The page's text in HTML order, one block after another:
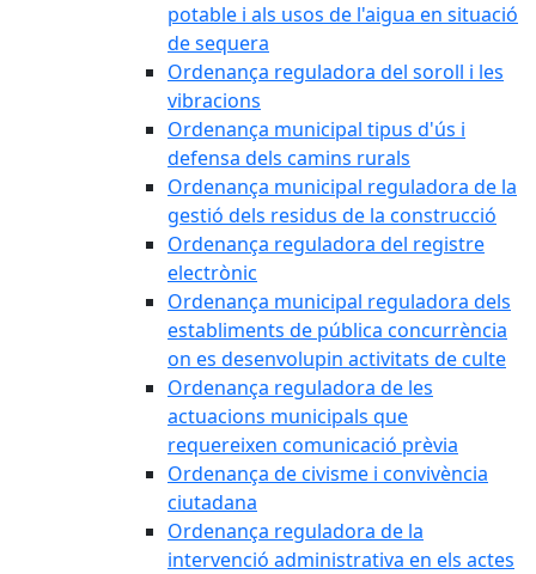
potable i als usos de l'aigua en situació
de sequera
Ordenança reguladora del soroll i les
vibracions
Ordenança municipal tipus d'ús i
defensa dels camins rurals
Ordenança municipal reguladora de la
gestió dels residus de la construcció
Ordenança reguladora del registre
electrònic
Ordenança municipal reguladora dels
establiments de pública concurrència
on es desenvolupin activitats de culte
Ordenança reguladora de les
actuacions municipals que
requereixen comunicació prèvia
Ordenança de civisme i convivència
ciutadana
Ordenança reguladora de la
intervenció administrativa en els actes